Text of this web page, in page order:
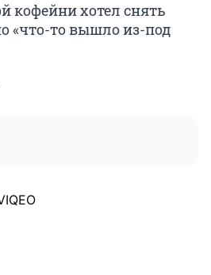
кофейни хотел снять
«что-то вышло из-под